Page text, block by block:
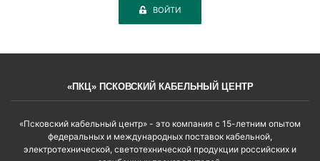
ВОЙТИ
«ПКЦ» ПСКОВСКИЙ КАБЕЛЬНЫЙ ЦЕНТР
«Псковский кабельный центр» - это компания с 15-летним опытом
федеральных и международных поставок кабельной,
электротехнической, светотехнической продукции российских и